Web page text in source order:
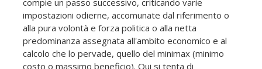
compie un passo successivo, criticando varie
impostazioni odierne, accomunate dal riferimento o
alla pura volontà e forza politica o alla netta
predominanza assegnata all'ambito economico e al
calcolo che lo pervade, quello del minimax (minimo
costo o massimo beneficio). Qui si tenta di